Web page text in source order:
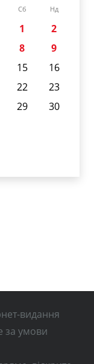
Сб Нд
1
2
8
9
15
16
22
23
29
30
видання
за умови